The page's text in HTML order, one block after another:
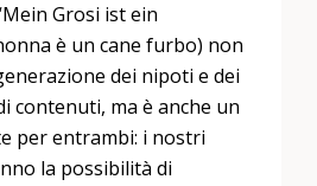
Grosi ist ein
è un cane furbo) non
dei nipoti e dei
contenuti, ma è anche un
per entrambi: i nostri
la possibilità di